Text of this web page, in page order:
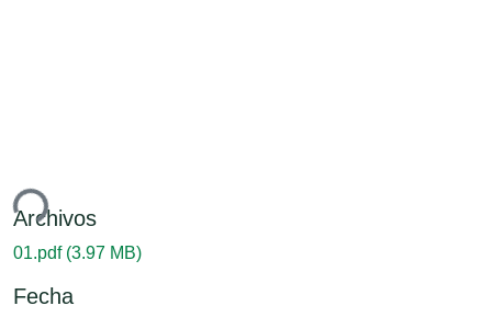
Archivos
01.pdf (3.97 MB)
Fecha